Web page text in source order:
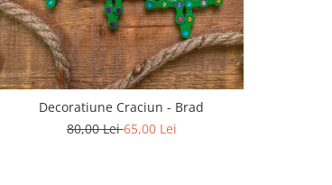
Decoratiune Craciun - Brad
80,00 Lei65,00 Lei